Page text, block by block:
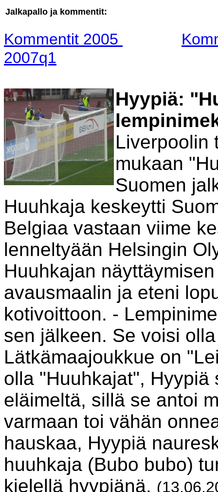
Jalkapallo ja kommentit:
Kommentit 2005
2007q1
Hyypiä:
Liverpoolin
mukaan
Suomen
Huuhkaja keskeytti
Belgiaa vastaan viime
lenneltyään Helsingin
Huuhkajan
avausmaalin ja eteni
kotivoittoon. -
sen jälkeen. Se voisi
Lätkämaajoukkue on
olla "Huuhkajat",
eläimeltä, sillä se antoi
varmaan toi vähän
hauskaa, Hyypiä
huuhkaja (Bubo bubo)
kielellä hyypiänä.